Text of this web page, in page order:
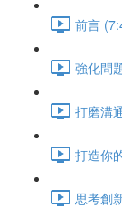
前言
強化問
打磨溝
打造你
思考創